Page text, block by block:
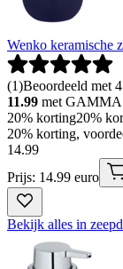
Wenko keramische
(1)Beoordeeld met
11.99 met GAMMA
20% korting20%
20% korting,
14.99
Prijs: 14.99 euro
Bekijk alles in